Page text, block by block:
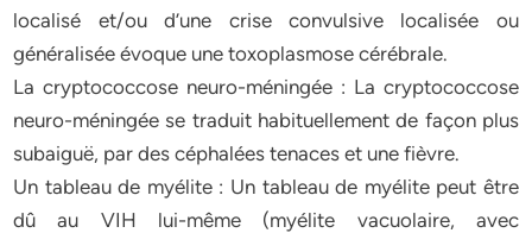
localisé et/ou d’une crise convulsive localisée ou
généralisée évoque une toxoplasmose cérébrale.
La cryptococcose neuro-méningée : La cryptococcose
neuro-méningée se traduit habituellement de façon plus
subaiguë, par des céphalées tenaces et une fièvre.
Un tableau de myélite : Un tableau de myélite peut être
dû au VIH lui-même (myélite vacuolaire, avec